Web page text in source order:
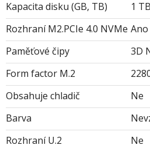
Kapacita disku (GB, TB)
1 TB
Rozhraní M2.PCIe 4.0 NVMe Ano
Paměťové čipy
3D
Form factor M.2
Obsahuje chladič
Ne
Barva
Rozhraní U.2
Ne